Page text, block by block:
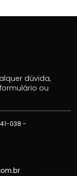
dúvida,
ou
038 -